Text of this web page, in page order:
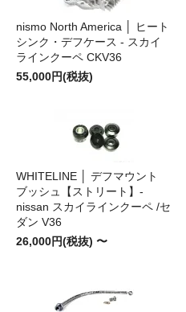
nismo North America │ ヒート
シンク・デフケース - スカイ
ラインクーペ CKV36
55,000円(税抜)
WHITELINE │ デフマウント
ブッシュ【ストリート】-
nissan スカイラインクーペ /セ
ダン V36
26,000円(税抜) 〜